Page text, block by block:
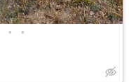
• •